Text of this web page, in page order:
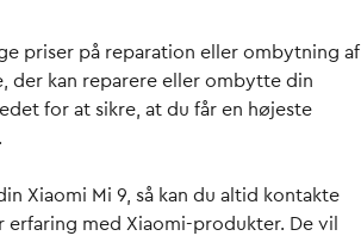
priser på reparation eller ombytning af
der kan reparere eller ombytte din
for at sikre, at du får en højeste
Xiaomi Mi 9, så kan du altid kontakte
erfaring med Xiaomi-produkter. De vil